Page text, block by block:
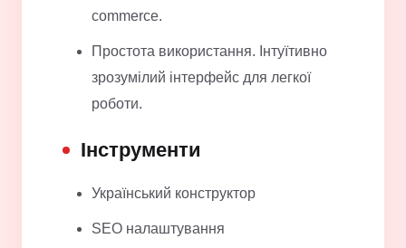
commerce.
Простота використання. Інтуїтивно
зрозумілий інтерфейс для легкої
роботи.
Інструменти
Український конструктор
SEO налаштування